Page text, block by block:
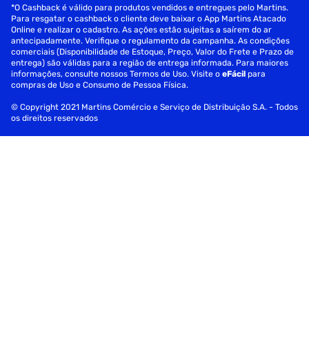
*O Cashback é válido para produtos vendidos e entregues pelo Martins.
Para resgatar o cashback o cliente deve baixar o App Martins Atacado
Online e realizar o cadastro. As ações estão sujeitas a saírem do ar
antecipadamente. Verifique o regulamento da campanha. As condições
comerciais (Disponibilidade de Estoque, Preço, Valor do Frete e Prazo de
entrega) são válidas para a região de entrega informada. Para maiores
informações, consulte nossos Termos de Uso. Visite oeFácil para
compras de Uso e Consumo de Pessoa Física.
© Copyright 2021 Martins Comércio e Serviço de Distribuição S.A. - Todos
os direitos reservados